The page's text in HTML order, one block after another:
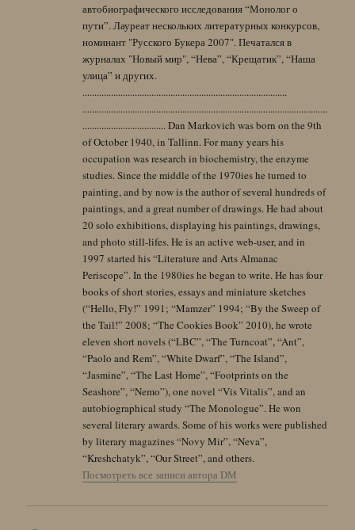
автобиографического исследования “Монолог о
пути”. Лауреат нескольких литературных конкурсов,
номинант "Русского Букера 2007". Печатался в
журналах "Новый мир", “Нева”, “Крещатик”, “Наша
улица” и других.
......................................................................................
.......................................................................................................
................................... Dan Markovich was born on the 9th
of October 1940, in Tallinn. For many years his
occupation was research in biochemistry, the enzyme
studies. Since the middle of the 1970ies he turned to
painting, and by now is the author of several hundreds of
paintings, and a great number of drawings. He had about
20 solo exhibitions, displaying his paintings, drawings,
and photo still-lifes. He is an active web-user, and in
1997 started his “Literature and Arts Almanac
Periscope”. In the 1980ies he began to write. He has four
books of short stories, essays and miniature sketches
(“Hello, Fly!” 1991; “Mamzer” 1994; “By the Sweep of
the Tail!” 2008; “The Cookies Book” 2010), he wrote
eleven short novels (“LBC”, “The Turncoat”, “Ant”,
“Paolo and Rem”, “White Dwarf”, “The Island”,
“Jasmine”, “The Last Home”, “Footprints on the
Seashore”, “Nemo”), one novel “Vis Vitalis”, and an
autobiographical study “The Monologue”. He won
several literary awards. Some of his works were published
by literary magazines “Novy Mir”, “Neva”,
“Kreshchatyk”, “Our Street”, and others.
Посмотреть все записи автора DM